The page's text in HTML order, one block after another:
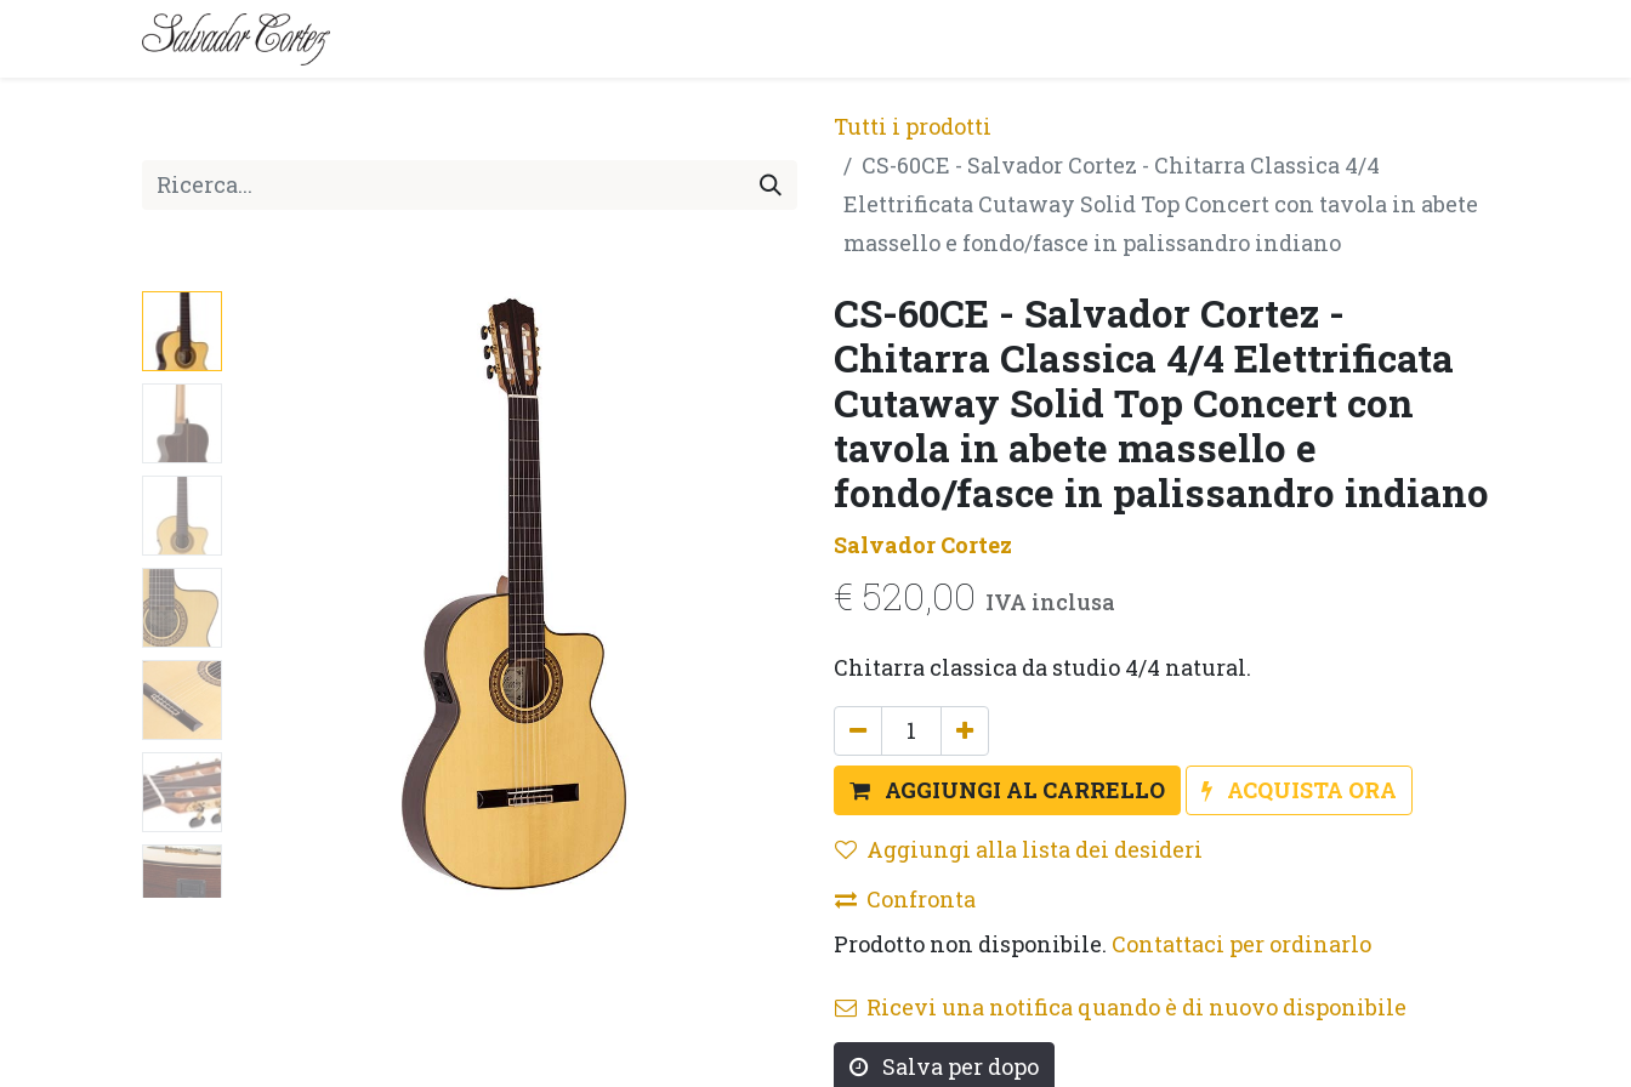
Tutti i prodotti
CS-60CE - Salvador Cortez - Chitarra Classica 4/4
Elettrificata Cutaway Solid Top Concert con tavola in abete
massello e fondo/fasce in palissandro indiano
CS-60CE - Salvador Cortez -
Chitarra Classica 4/4 Elettrificata
Cutaway Solid Top Concert con
tavola in abete massello e
fondo/fasce in palissandro indiano
Salvador Cortez
€ 520,00 IVA inclusa
Chitarra classica da studio 4/4 natural.
AGGIUNGI AL CARRELLO ACQUISTA ORA
Aggiungi alla lista dei desideri
Confronta
Prodotto non disponibile. Contattaci per ordinarlo
Ricevi una notifica quando è di nuovo disponibile
Salva per dopo